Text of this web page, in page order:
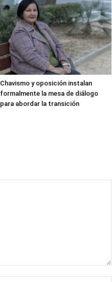
Chavismo y oposición instalan
formalmente la mesa de diálogo
para abordar la transición